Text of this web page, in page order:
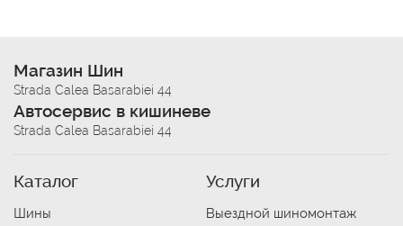
Магазин Шин
Strada Calea Basarabiei 44
Автосервис в кишиневе
Strada Calea Basarabiei 44
Каталог
Шины
Услуги
Выездной шиномонтаж